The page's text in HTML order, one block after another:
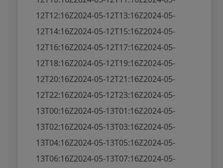
12T12:16Z2024-05-12T13:16Z2024-05-
12T14:16Z2024-05-12T15:16Z2024-05-
12T16:16Z2024-05-12T17:16Z2024-05-
12T18:16Z2024-05-12T19:16Z2024-05-
12T20:16Z2024-05-12T21:16Z2024-05-
12T22:16Z2024-05-12T23:16Z2024-05-
13T00:16Z2024-05-13T01:16Z2024-05-
13T02:16Z2024-05-13T03:16Z2024-05-
13T04:16Z2024-05-13T05:16Z2024-05-
13T06:16Z2024-05-13T07:16Z2024-05-